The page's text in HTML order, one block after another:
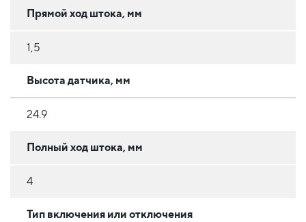
Прямой ход штока, мм
1,5
Высота датчика, мм
24.9
Полный ход штока, мм
4
Тип включения или отключения